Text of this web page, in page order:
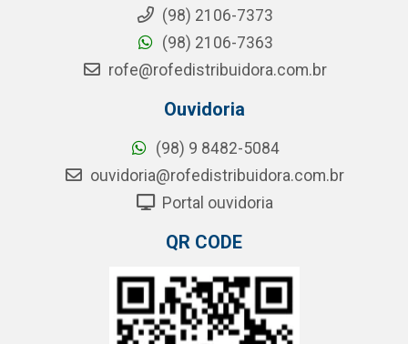
(98) 2106-7373
(98) 2106-7363
rofe@rofedistribuidora.com.br
Ouvidoria
(98) 9 8482-5084
ouvidoria@rofedistribuidora.com.br
Portal ouvidoria
QR CODE